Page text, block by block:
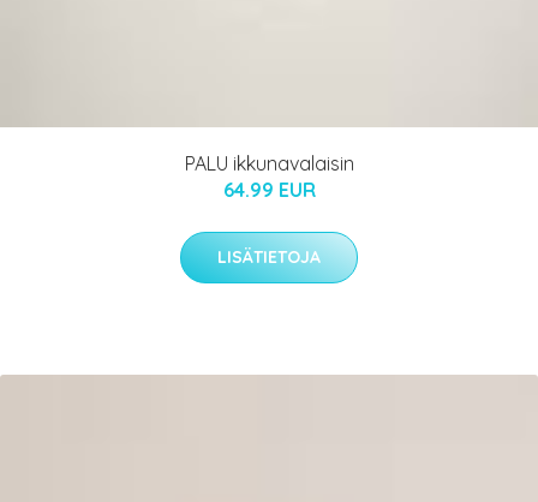
PALU ikkunavalaisin
64.99 EUR
LISÄTIETOJA